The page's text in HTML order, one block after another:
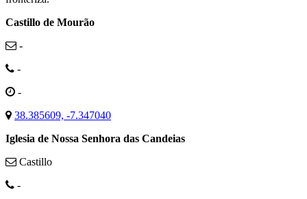
Castillo de Mourão
-
-
-
38.385609, -7.347040
Iglesia de Nossa Senhora das Candeias
Castillo
-